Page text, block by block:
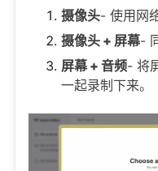
摄像头- 使用网
摄像头 + 屏幕-
屏幕 + 音频- 将
一起录制下来。